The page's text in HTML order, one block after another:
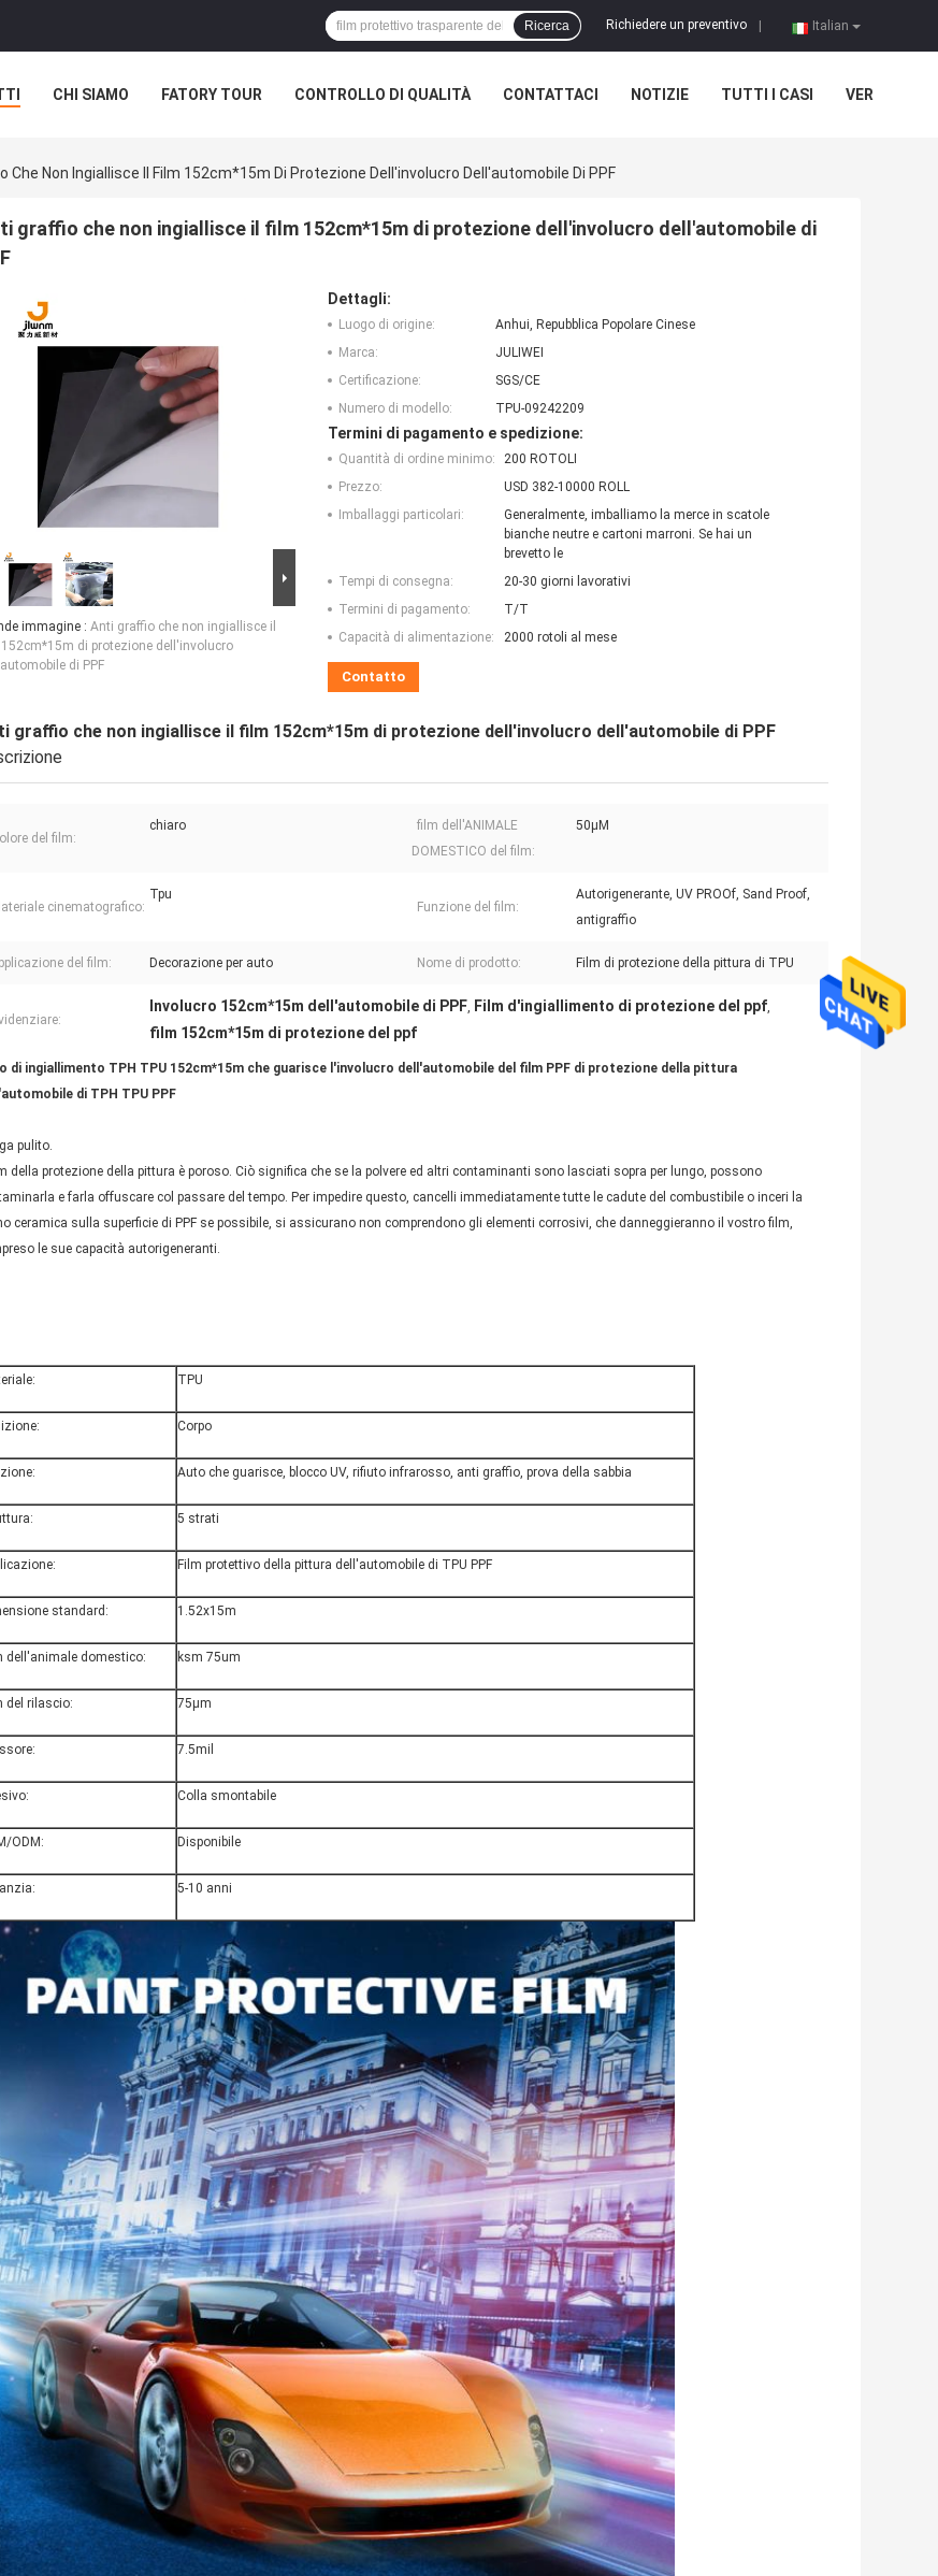
Italian
Richiedere un preventivo
Ricerca
CHI SIAMO FATORY TOUR CONTROLLO DI QUALITÀ CONTATTACI NOTIZIE TUTTI I CASI VER
Che Non Ingiallisce Il Film 152cm*15m Di Protezione Dell'involucro Dell'automobile Di PPF
graffio che non ingiallisce il film 152cm*15m di protezione dell'involucro dell'automobile di
immagine : Anti graffio che non ingiallisce il
di protezione dell'involucro
di PPF
Dettagli:
Luogo di origine:
Anhui, Repubblica Popolare Cinese
Marca:
JULIWEI
Certificazione:
SGS/CE
Numero di modello:
TPU-09242209
Termini di pagamento e spedizione:
Quantità di ordine minimo:
200 ROTOLI
Prezzo:
USD 382-10000 ROLL
Imballaggi particolari:
Generalmente, imballiamo la merce in scatole
bianche neutre e cartoni marroni. Se hai un
brevetto le
Tempi di consegna:
20-30 giorni lavorativi
Termini di pagamento:
T/T
Capacità di alimentazione:
2000 rotoli al mese
Contatto
graffio che non ingiallisce il film 152cm*15m di protezione dell'involucro dell'automobile di PPF
del film:
chiaro
film dell'ANIMALE
DOMESTICO del film:
50μM
cinematografico:
Tpu
Funzione del film:
Autorigenerante, UV PROOf, Sand Proof,
antigraffio
del film: Decorazione per auto Nome di prodotto: Film di protezione della pittura di TPU
Involucro 152cm*15m dell'automobile di PPF, Film d'ingiallimento di protezione del ppf,
film 152cm*15m di protezione del ppf
di ingiallimento TPH TPU 152cm*15m che guarisce l'involucro dell'automobile del film PPF di protezione della pittura
di TPH TPU PPF
pulito.
della protezione della pittura è poroso. Ciò significa che se la polvere ed altri contaminanti sono lasciati sopra per lungo, possono
e farla offuscare col passare del tempo. Per impedire questo, cancelli immediatamente tutte le cadute del combustibile o inceri la
ceramica sulla superficie di PPF se possibile, si assicurano non comprendono gli elementi corrosivi, che danneggieranno il vostro film,
le sue capacità autorigeneranti.
TPU
Corpo
Auto che guarisce, blocco UV, rifiuto infrarosso, anti graffio, prova della sabbia
5 strati
Film protettivo della pittura dell'automobile di TPU PPF
standard: 1.52x15m
dell'animale domestico: ksm 75um
del rilascio: 75μm
7.5mil
Colla smontabile
ODM: Disponibile
5-10 anni